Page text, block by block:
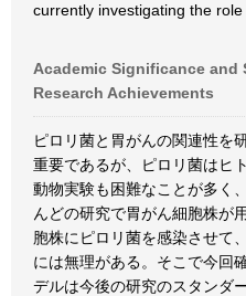
currently investigating the
Academic Significance
Research Achievements
ピロリ菌と胃がんの関連性を
重要であるが、ピロリ菌はヒ
動物実験も困難なことが多く
んどの研究で胃がん細胞株が
胞株にピロリ菌を感染させて
には無理がある。そこで今回
デルは今後の研究のスタンダ